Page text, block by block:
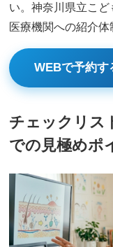
い。神奈川県立こ
医療機関への紹介体
WEBで予約す
チェックリス
での見極めポ